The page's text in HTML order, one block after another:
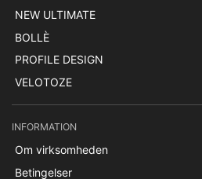
NEW ULTIMATE
BOLLÈ
PROFILE DESIGN
VELOTOZE
INFORMATION
Om virksomheden
Betingelser